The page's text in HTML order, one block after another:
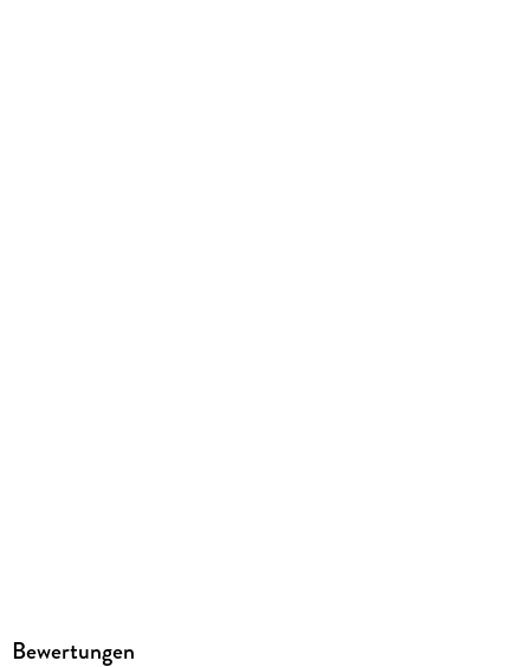
Bewertungen